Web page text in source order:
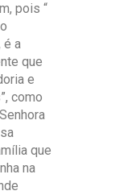
pois “
é a
que
e
como
que
na